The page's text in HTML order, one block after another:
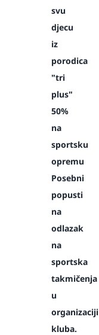
svu
djecu
iz
porodica
"tri
plus"
50%
na
sportsku
opremu
Posebni
popusti
na
odlazak
na
sportska
takmičenja
u
organizaciji
kluba.